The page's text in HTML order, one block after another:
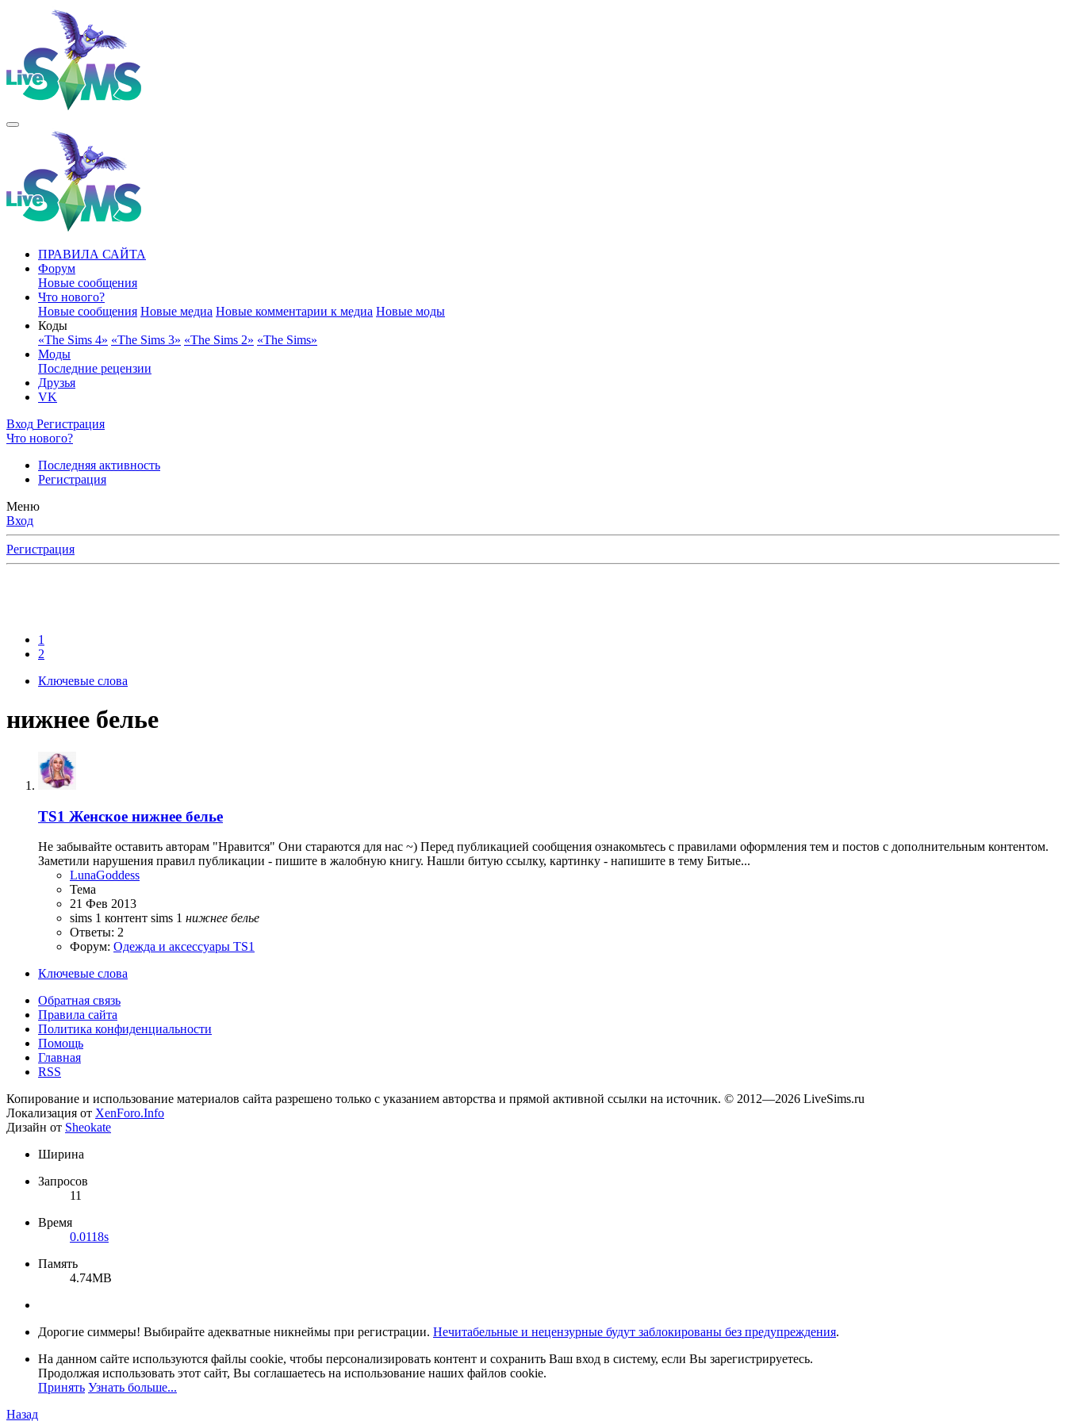
ПРАВИЛА САЙТА
Форум
Новые сообщения
Что нового?
Новые сообщения Новые медиа Новые комментарии к медиа Новые моды
Коды
«The Sims 4» «The Sims 3» «The Sims 2» «The Sims»
Моды
Последние рецензии
Друзья
VK
Вход Регистрация
Что нового?
Последняя активность
Регистрация
Меню
Вход
Регистрация
1
2
Ключевые слова
нижнее белье
TS1 Женское нижнее белье
Не забывайте оставить авторам "Нравится" Они стараются для нас ~) Перед публикацией сообщения ознакомьтесь с правилами оформления тем и постов с дополнительным контентом.
Заметили нарушения правил публикации - пишите в жалобную книгу. Нашли битую ссылку, картинку - напишите в тему Битые...
LunaGoddess
Тема
21 Фев 2013
sims 1 контент sims 1 нижнее белье
Ответы: 2
Форум: Одежда и аксессуары TS1
Ключевые слова
Обратная связь
Правила сайта
Политика конфиденциальности
Помощь
Главная
RSS
Копирование и использование материалов сайта разрешено только с указанием авторства и прямой активной ссылки на источник. © 2012—2026 LiveSims.ru
Локализация от XenForo.Info
Дизайн от Sheokate
Ширина
Запросов
11
Время
0.0118s
Память
4.74MB
Дорогие симмеры! Выбирайте адекватные никнеймы при регистрации. Нечитабельные и нецензурные будут заблокированы без предупреждения.
На данном сайте используются файлы cookie, чтобы персонализировать контент и сохранить Ваш вход в систему, если Вы зарегистрируетесь.
Продолжая использовать этот сайт, Вы соглашаетесь на использование наших файлов cookie.
Принять Узнать больше...
Назад